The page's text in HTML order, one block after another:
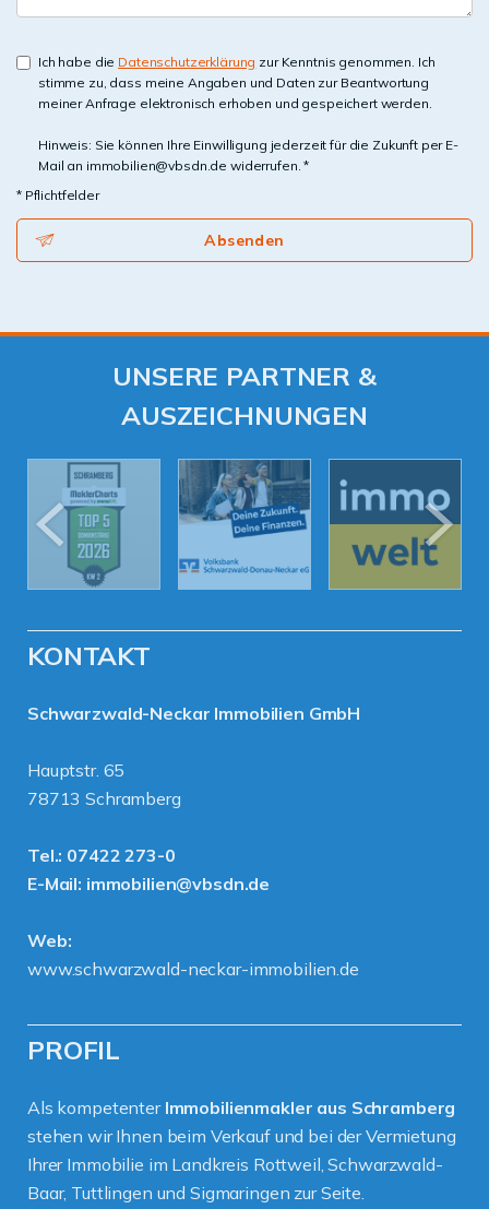
Ich habe die Datenschutzerklärung zur Kenntnis genommen. Ich
stimme zu, dass meine Angaben und Daten zur Beantwortung
meiner Anfrage elektronisch erhoben und gespeichert werden.
Hinweis: Sie können Ihre Einwilligung jederzeit für die Zukunft per E-
Mail an immobilien@vbsdn.de widerrufen. *
* Pflichtfelder
Absenden
UNSERE PARTNER &
AUSZEICHNUNGEN
KONTAKT
Schwarzwald-Neckar Immobilien GmbH
Hauptstr. 65
78713 Schramberg
Tel.: 07422 273-0
E-Mail: immobilien@vbsdn.de
Web:
www.schwarzwald-neckar-immobilien.de
PROFIL
Als kompetenter Immobilienmakler aus Schramberg
stehen wir Ihnen beim Verkauf und bei der Vermietung
Ihrer Immobilie im Landkreis Rottweil, Schwarzwald-
Baar, Tuttlingen und Sigmaringen zur Seite.